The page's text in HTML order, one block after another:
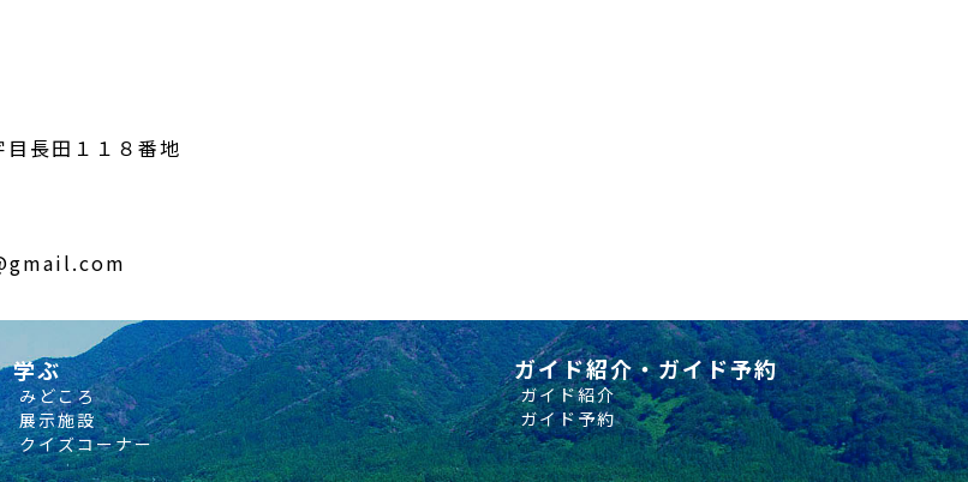
長田１１８番地
学ぶ
みどころ
展示施設
クイズコーナー
ガイド紹介・ガイド予約
ガイド紹介
ガイド予約